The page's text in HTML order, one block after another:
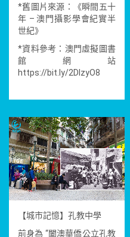
*舊圖片來源：《瞬間五十
年 – 澳門攝影學會紀實半
世紀》
*資料參考：澳門虛擬圖書
館網站
https://bit.ly/2DlzyO8
【城市記憶】孔教中學
前身為 “闔澳華僑公立孔教